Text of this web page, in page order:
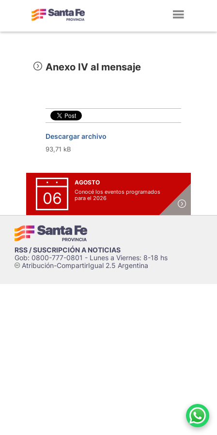
Anexo IV al mensaje
Descargar archivo
93,71 kB
06
AGOSTO
Conocé los eventos programados
para el 2026
RSS / SUSCRIPCIÓN A NOTICIAS
Gob: 0800-777-0801 - Lunes a Viernes: 8-18 hs
cAtribución-CompartirIgual 2.5 Argentina